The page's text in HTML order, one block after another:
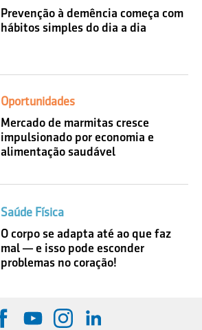
Prevenção à demência começa com
hábitos simples do dia a dia
Oportunidades
Mercado de marmitas cresce
impulsionado por economia e
alimentação saudável
Saúde Física
O corpo se adapta até ao que faz
mal — e isso pode esconder
problemas no coração!